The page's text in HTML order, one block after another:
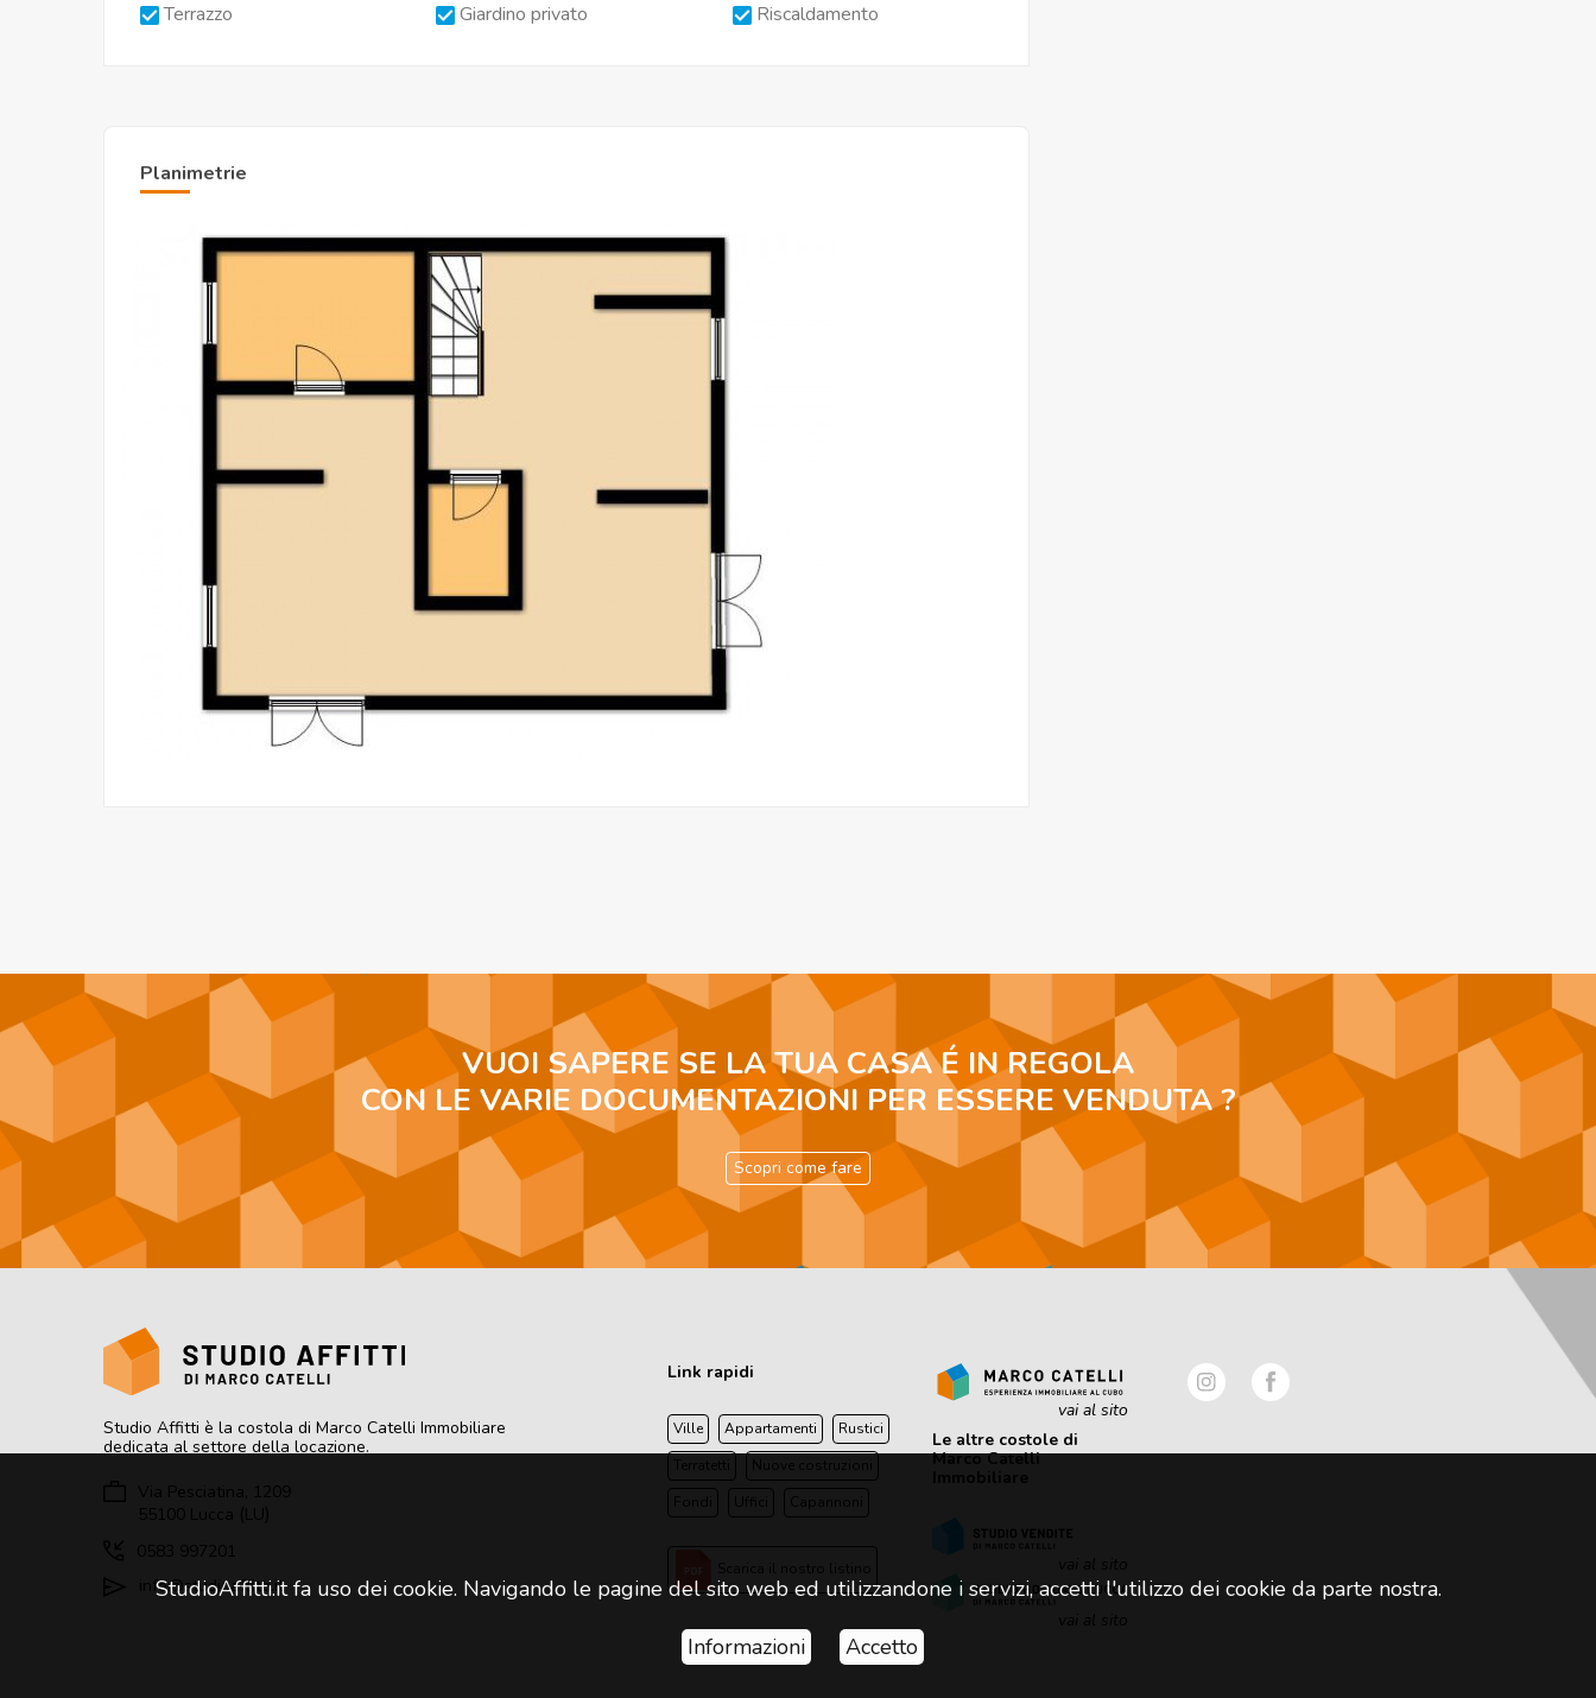
Terrazzo Giardino privato Riscaldamento
Planimetrie
VUOI SAPERE SE LA TUA CASA É IN REGOLA
CON LE VARIE DOCUMENTAZIONI PER ESSERE VENDUTA ?
Scopri come fare
Studio Affitti è la costola di Marco Catelli Immobiliare
dedicata al settore della locazione.
info@studioaffitti.it
Link rapidi
Ville Appartamenti
Rustici
vai al sito
Le altre costole di
Marco Catelli
StudioAffitti.it fa uso dei cookie. Navigando le pagine del sito web ed utilizzandone i servizi, accetti l'utilizzo dei cookie da parte nostra.
Informazioni Accetto